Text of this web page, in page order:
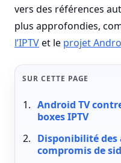
vers des références
plus approfondies,
l’IPTVet le projet
SUR CETTE PAGE
Android TV
boxes IPTV
Disponibilité
compromis de